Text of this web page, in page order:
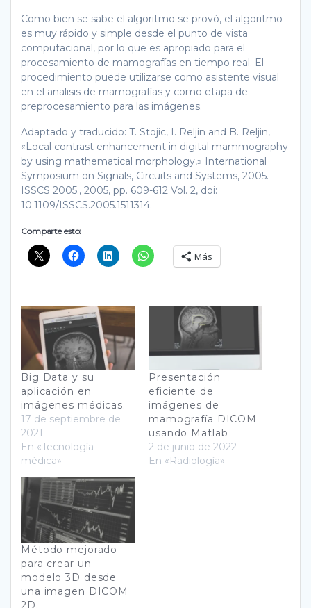
Como bien se sabe el algoritmo se provó, el algoritmo
es muy rápido y simple desde el punto de vista
computacional, por lo que es apropiado para el
procesamiento de mamografías en tiempo real. El
procedimiento puede utilizarse como asistente visual
en el analisis de mamografías y como etapa de
preprocesamiento para las imágenes.
Adaptado y traducido: T. Stojic, I. Reljin and B. Reljin,
«Local contrast enhancement in digital mammography
by using mathematical morphology,» International
Symposium on Signals, Circuits and Systems, 2005.
ISSCS 2005., 2005, pp. 609-612 Vol. 2, doi:
10.1109/ISSCS.2005.1511314.
Comparte esto:
Más
Big Data y su
aplicación en
imágenes médicas.
17 de septiembre de
2021
En «Tecnología
médica»
Presentación
eficiente de
imágenes de
mamografía DICOM
usando Matlab
2 de junio de 2022
En «Radiología»
Método mejorado
para crear un
modelo 3D desde
una imagen DICOM
2D.